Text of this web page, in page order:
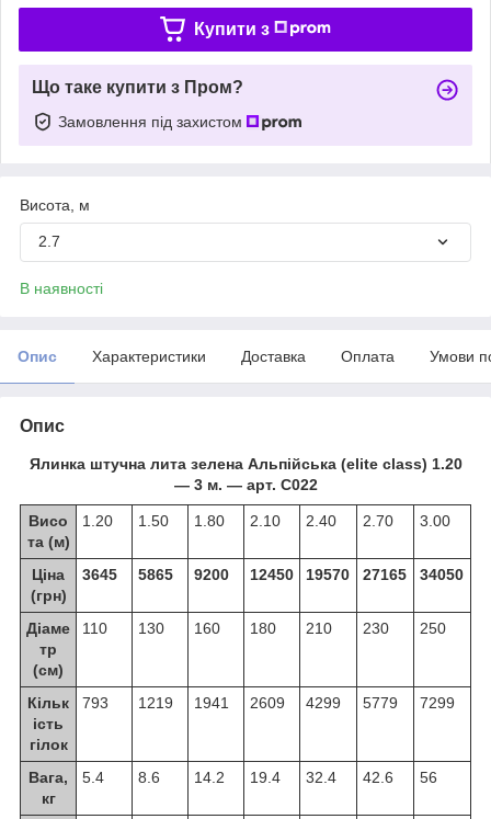
Купити з
Що таке купити з Пром?
Замовлення під захистом
Висота, м
2.7
В наявності
Опис Характеристики Доставка Оплата Умови
Опис
Ялинка штучна лита зелена Альпійська (elite class) 1.20
― 3 м. ― арт. С022
Висо
та (м)
1.20 1.50 1.80 2.10 2.40 2.70 3.00
Ціна
(грн)
3645 5865 9200 12450 19570 27165 34050
Діаме
тр
(см)
110 130 160 180 210 230 250
Кільк
ість
гілок
793 1219 1941 2609 4299 5779 7299
Вага,
кг
5.4 8.6 14.2 19.4 32.4 42.6 56